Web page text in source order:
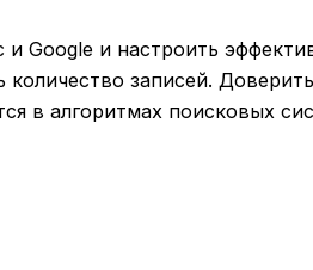
Google и настроить
записей.
в алгоритмах поисковых